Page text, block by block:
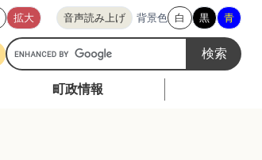
拡大 音声読み上げ 背景色 白 黒 青
G
o
町政情報